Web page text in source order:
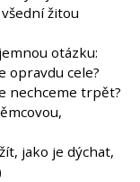
žitou
otázku:
opravdu cele?
nechceme trpět?
jako je dýchat,